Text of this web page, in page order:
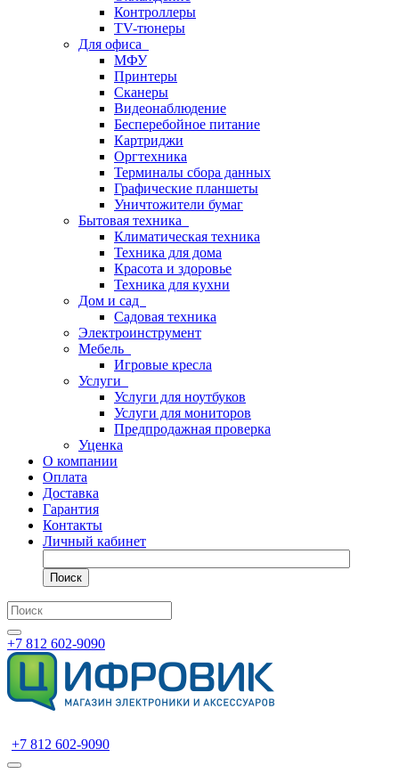
Контроллеры
TV-тюнеры
Для офиса
МФУ
Принтеры
Сканеры
Видеонаблюдение
Бесперебойное питание
Картриджи
Оргтехника
Терминалы сбора данных
Графические планшеты
Уничтожители бумаг
Бытовая техника
Климатическая техника
Техника для дома
Красота и здоровье
Техника для кухни
Дом и сад
Садовая техника
Электроинструмент
Мебель
Игровые кресла
Услуги
Услуги для ноутбуков
Услуги для мониторов
Предпродажная проверка
Уценка
О компании
Оплата
Доставка
Гарантия
Контакты
Личный кабинет
Поиск
+7 812 602-9090
+7 812 602-9090